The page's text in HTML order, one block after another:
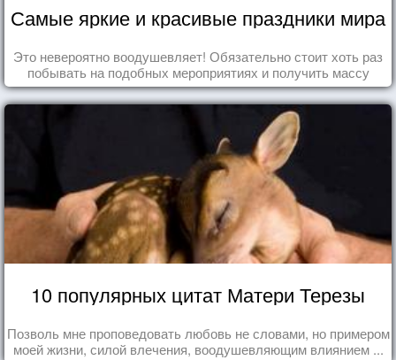
Самые яркие и красивые праздники мира
Это невероятно воодушевляет! Обязательно стоит хоть раз
побывать на подобных мероприятиях и получить массу
впечатлений!
10 популярных цитат Матери Терезы
Позволь мне проповедовать любовь не словами, но примером
моей жизни, силой влечения, воодушевляющим влиянием ...